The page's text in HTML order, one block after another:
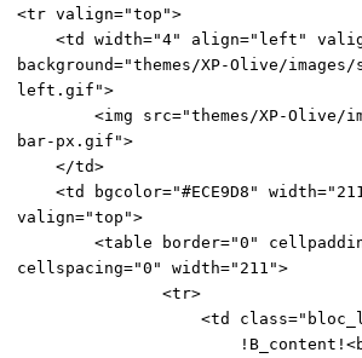
<tr valign="top">
<td width="4" align="left"
background="themes/XP-Olive/
left.gif">
<img src="themes/XP-Olive/
bar-px.gif">
</td>
<td bgcolor="#ECE9D8"
valign="top">
<table border="0"
cellspacing="0" width="211">
<tr>
<td
!B_content!<br